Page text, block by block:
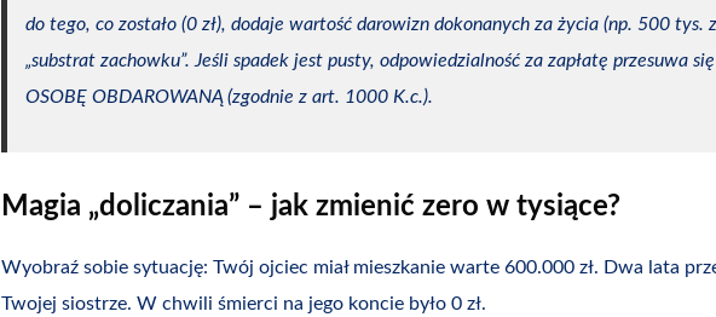
do tego, co zostało (0 zł), dodaje wartość darowizn dokonanych za życia (np. 500 tys.
„substrat zachowku”. Jeśli spadek jest pusty, odpowiedzialność za zapłatę przesuwa
OSOBĘ OBDAROWANĄ (zgodnie z art. 1000 K.c.).
Magia „doliczania” – jak zmienić zero w tysiące?
Wyobraź sobie sytuację: Twój ojciec miał mieszkanie warte 600.000 zł. Dwa lata
Twojej siostrze. W chwili śmierci na jego koncie było 0 zł.